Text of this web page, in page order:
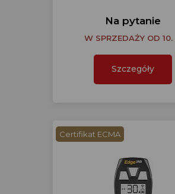
Na pytanie
W SPRZEDAŻY OD 10.
Szczegóły
Certifikat ECMA